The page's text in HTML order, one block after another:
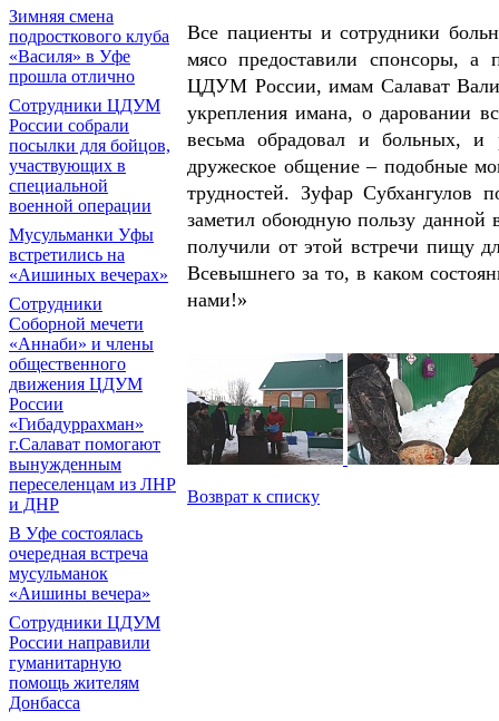
Зимняя смена
подросткового клуба
«Василя» в Уфе
прошла отлично
Сотрудники ЦДУМ
России собрали
посылки для бойцов,
участвующих в
специальной
военной операции
Мусульманки Уфы
встретились на
«Аишиных вечерах»
Сотрудники
Соборной мечети
«Аннаби» и члены
общественного
движения ЦДУМ
России
«Гибадуррахман»
г.Салават помогают
вынужденным
переселенцам из ЛНР
и ДНР
В Уфе состоялась
очередная встреча
мусульманок
«Аишины вечера»
Сотрудники ЦДУМ
России направили
гуманитарную
помощь жителям
Донбасса
Все пациенты и сотрудники
мясо предоставили спонсоры, а
ЦДУМ России, имам Салават
укрепления имана, о даровании
весьма обрадовал и больных, и
дружеское общение – подобные
трудностей. Зуфар Субхангулов
заметил обоюдную пользу данной
получили от этой встречи пищу
Всевышнего за то, в каком
нами!»
Возврат к списку